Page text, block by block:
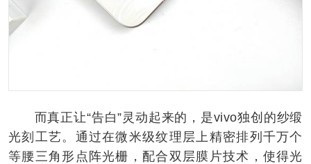
而真正让“告白”灵动起来的，是vivo独创的纱缎
光刻工艺。通过在微米级纹理层上精密排列千万个
等腰三角形点阵光栅，配合双层膜片技术，使得光